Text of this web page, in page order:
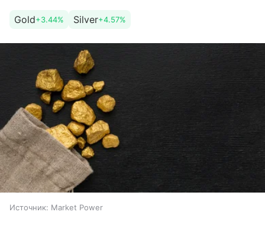
Gold+3.44% Silver+4.57%
Источник: Market Power